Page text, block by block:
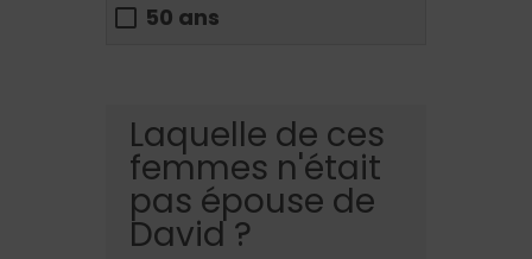
50 ans
Laquelle de ces
femmes n'était
pas épouse de
David ?